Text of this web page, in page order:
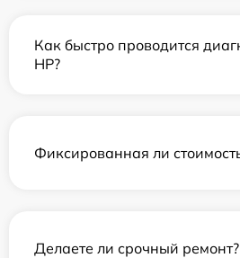
Как быстро проводится
HP?
Фиксированная ли
Делаете ли срочный ремонт?